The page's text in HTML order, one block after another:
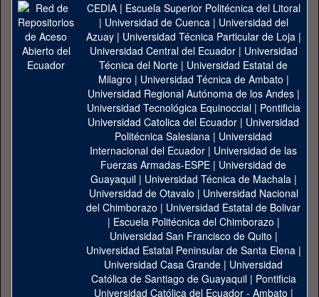
CEDIA| Escuela Superior Politécnica del Litoral
| Universidad de Cuenca| Universidad del
Azuay| Universidad Técnica Particular de Loja|
Universidad Central del Ecuador| Universidad
Técnica del Norte | Universidad Estatal de
Milagro | Universidad Técnica de Ambato |
Universidad Regional Autónoma de los Andes|
Universidad Tecnológica Equinoccial| Pontificia
Universidad Catolica del Ecuador | Universidad
Politécnica Salesiana | Universidad
Internacional del Ecuador | Universidad de las
Fuerzas Armadas-ESPE | Universidad de
Guayaquil| Universidad Técnica de Machala|
Universidad de Otavalo | Universidad Nacional
del Chimborazo | Universidad Estatal de Bolivar
| Escuela Politécnica del Chimborazo |
Universidad San Francisco de Quito |
Universidad Estatal Peninsular de Santa Elena|
Universidad Casa Grande | Universidad
Católica de Santiago de Guayaquil| Pontificia
Universidad Católica del Ecuador - Ambato |